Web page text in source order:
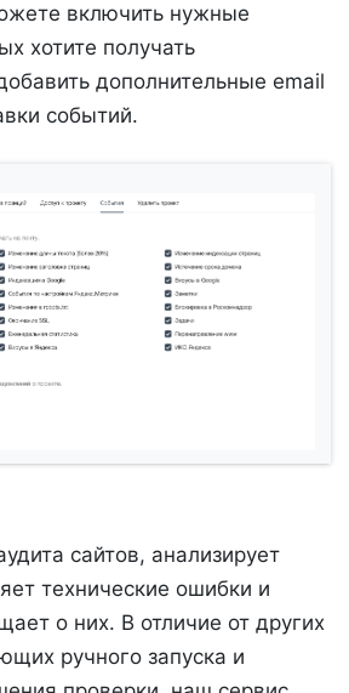
включить нужные
хотите получать
дополнительные email
событий.
сайтов, анализирует
технические ошибки и
о них. В отличие от других
ручного запуска и